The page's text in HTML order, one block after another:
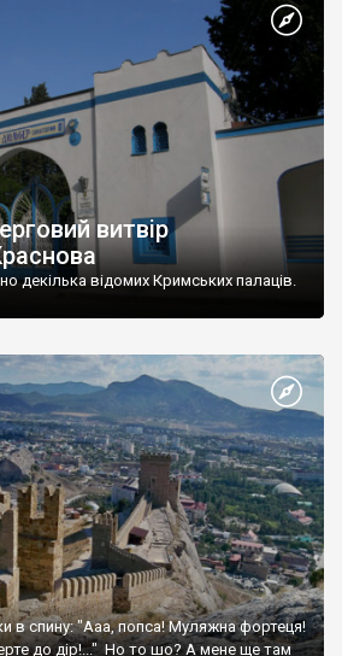
витвір
декілька відомих Кримських палаців.
в спину: "Ааа, попса! Муляжна фортеця!
до дір!..." Но то шо? А мене ще там